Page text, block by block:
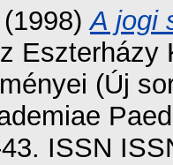
A jogi
Eszterházy
(Új
ISSN